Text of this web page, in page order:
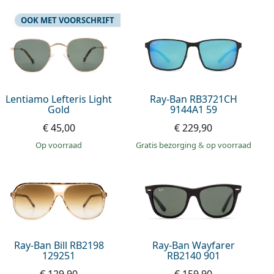
Lentiamo Lefteris Light
Gold
OOK MET VOORSCHRIFT
€ 45,00
op voorraad
Ray-Ban RB3721CH
9144A1 59
€ 229,90
Gratis bezorging & op voorraad
Ray-Ban Bill RB2198
129251
Ray-Ban Wayfarer
RB2140 901